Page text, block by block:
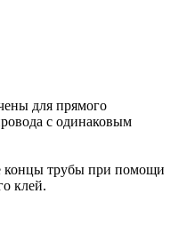
для прямого
с одинаковым
концы трубы при помощи
клей.